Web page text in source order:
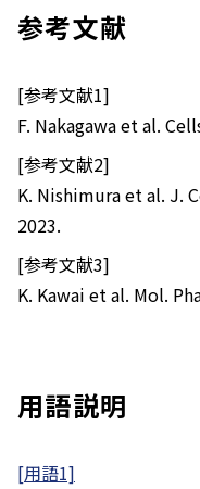
参考文献
[参考文献1]
F. Nakagawa et al.
[参考文献2]
K. Nishimura et al. J.
2023.
[参考文献3]
K. Kawai et al. Mol.
用語説明
[用語1]